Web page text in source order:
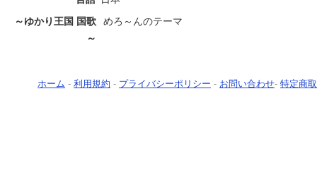
～ゆかり王国 国歌
～
めろ～んのテーマ
ホーム - 利用規約 - プライバシーポリシー - お問い合わせ- 特定商